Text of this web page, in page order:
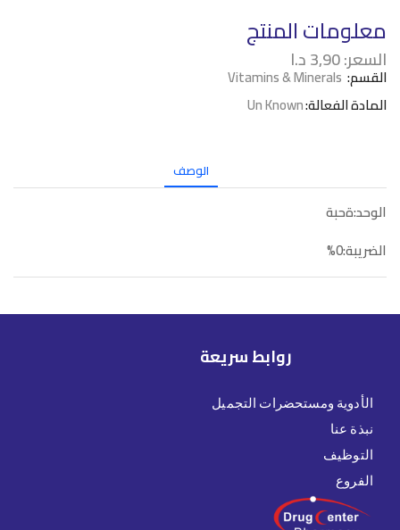
معلومات المنتج
السعر:3,90د.ا
القسم: Vitamins & Minerals
المادة الفعالة:Un Known
الوصف
الوحد:ةحبة
الضريبة:0%
روابط سريعة
الأدوية ومستحضرات التجميل
نبذة عنا
التوظيف
الفروع